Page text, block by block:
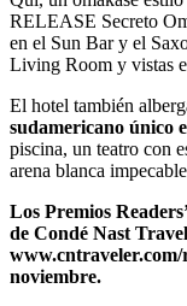
RELEASE Secreto
en el Sun Bar y el
Living Room y vistas
El hotel también
sudamericano único
piscina, un teatro con
arena blanca
Los Premios
de Condé Nast
www.cntraveler.com/
noviembre.